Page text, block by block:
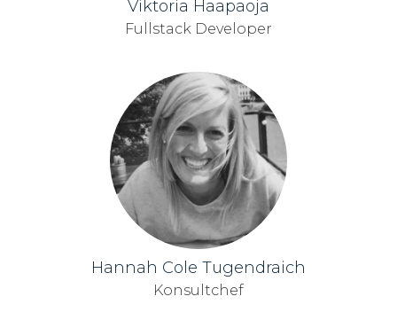
Viktoria Haapaoja
Fullstack Developer
Hannah Cole Tugendraich
Konsultchef